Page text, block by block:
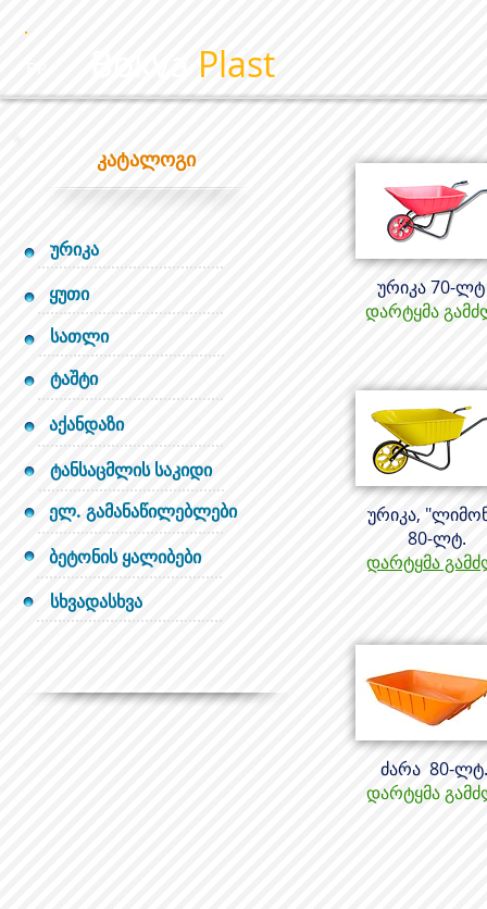
Plast
კატალოგი
ურიკა
ყუთი
სათლი
ტაშტი
აქანდაზი
ტანსაცმლის საკიდი
ელ. გამანაწილებლები
ბეტონის ყალიბები
სხვადასხვა
ურიკა 70-
დარტყმა
ურიკა,
80-ლტ.
დარტყმა
ძარა 80-
დარტყმა